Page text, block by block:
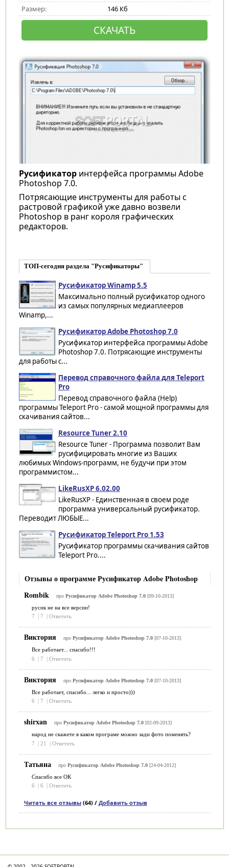
Размер: 146 Кб
СКАЧАТЬ
Русификаторинтерфейса программы Adobe
Photoshop 7.0.
Потрясающие инструменты для работы с
растровой графикой уже давно возвели
Photoshop в ранг короля графических
редакторов.
ТОП-сегодня раздела "Русификаторы"
Русификатор Winamp 5.5
Максимально полный русификатор одного
из самых популярных медиаплееров
Winamp,...
Русификатор Adobe Photoshop 7.0
Русификатор интерфейса программы Adobe
Photoshop 7.0. Потрясающие инструменты
для работы с...
Перевод справочного файла для Teleport
Pro
Перевод справочного файла (Help)
программы Teleport Pro - самой мощной программы для
скачивания сайтов...
Resource Tuner 2.10
Resource Tuner - Программа позволит Вам
русифицировать многие из Ваших
любимых Windows-программ, не будучи при этом
программистом...
LikeRusXP 6.02.00
LikeRusXP - Единственная в своем роде
программа универсальный русификатор.
Переводит ЛЮБЫЕ...
Русификатор Teleport Pro 1.53
Русификатор программы скачивания сайтов
Teleport Pro....
Отзывы о программе Русификатор Adobe Photoshop
Rombik
про Русификатор Adobe Photoshop 7.0[09-10-2013]
русик не на все версии!
7
7 Ответить
Виктория про Русификатор Adobe Photoshop 7.0[07-10-2013]
Все работает... спасибо!!!
6
| 7 | Ответить
Виктория про Русификатор Adobe Photoshop 7.0[07-10-2013]
Все работает, спасибо... легко и просто)))
6
7 Ответить
shirxan про Русификатор Adobe Photoshop 7.0[02-09-2013]
народ не скажете в каком програме можно зади фото поменять?
7
| 21 | Ответить
Татьяна про Русификатор Adobe Photoshop 7.0[24-04-2012]
Спасибо все ОК
6
6 Ответить
Читать все отзывы(64) / Добавить отзыв